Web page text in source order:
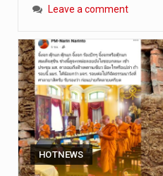
Leave a comment
HOTNEWS